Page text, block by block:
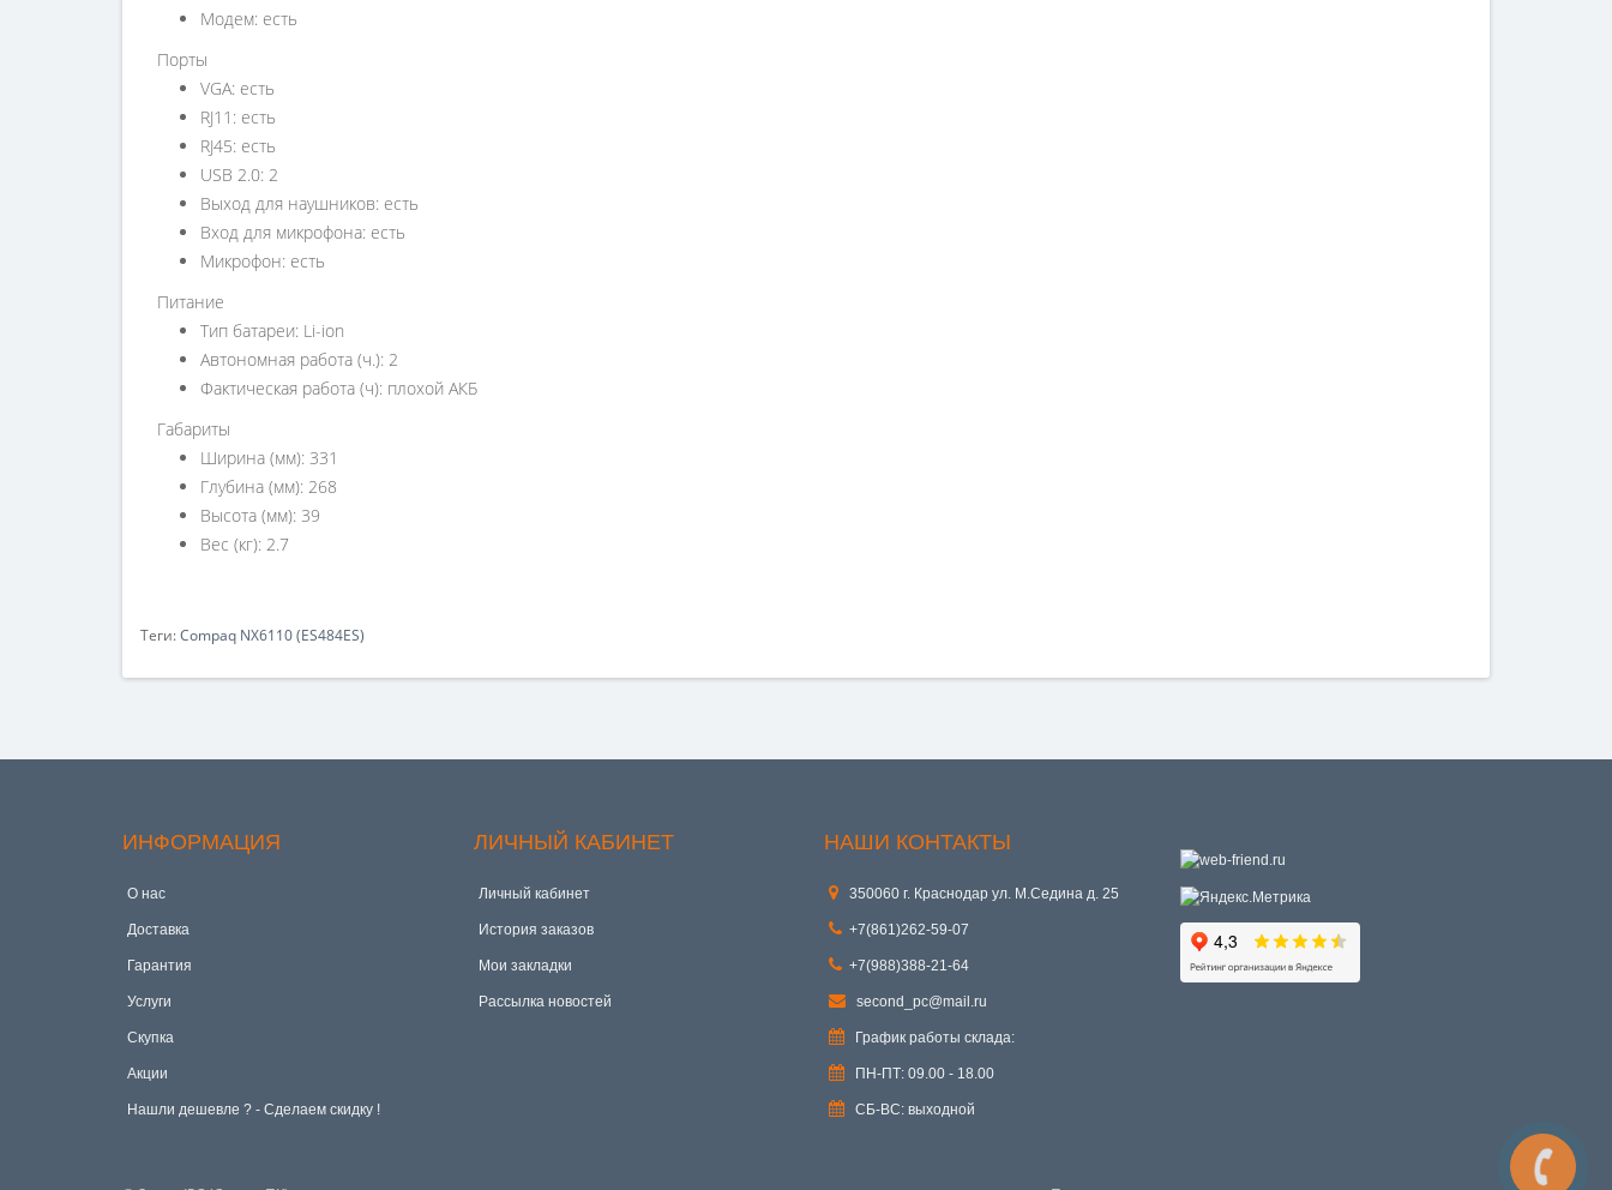
Модем: есть
Порты
VGA: есть
RJ11: есть
RJ45: есть
USB 2.0: 2
Выход для наушников: есть
Вход для микрофона: есть
Микрофон: есть
Питание
Тип батареи: Li-ion
Автономная работа (ч.): 2
Фактическая работа (ч): плохой АКБ
Габариты
Ширина (мм): 331
Глубина (мм): 268
Высота (мм): 39
Вес (кг): 2.7
Теги:Compaq NX6110 (ES484ES)
ИНФОРМАЦИЯ
О нас
Доставка
Гарантия
Услуги
Скупка
Акции
Hашли дешевле ? - Сделаем скидку !
ЛИЧНЫЙ КАБИНЕТ
Личный кабинет
История заказов
Мои закладки
Рассылка новостей
НАШИ КОНТАКТЫ
350060 г. Краснодар ул. М.Седина д. 25
+7(861)262-59-07
+7(988)388-21-64
second_pc@mail.ru
График работы склада:
ПН-ПТ: 09.00 - 18.00
СБ-ВС: выходной